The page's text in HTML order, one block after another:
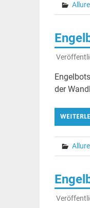
Allure
der
Allure